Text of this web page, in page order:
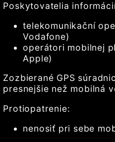
Poskytovatelia
telekomunikační
Vodafone)
operátori mobilnej
Apple)
Zozbierané GPS
presnejšie než mobilná
Protiopatrenie:
nenosiť pri sebe